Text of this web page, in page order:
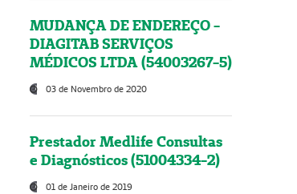
MUDANÇA DE ENDEREÇO -
DIAGITAB SERVIÇOS
MÉDICOS LTDA (54003267-5)
03 de Novembro de 2020
Prestador Medlife Consultas
e Diagnósticos (51004334-2)
01 de Janeiro de 2019